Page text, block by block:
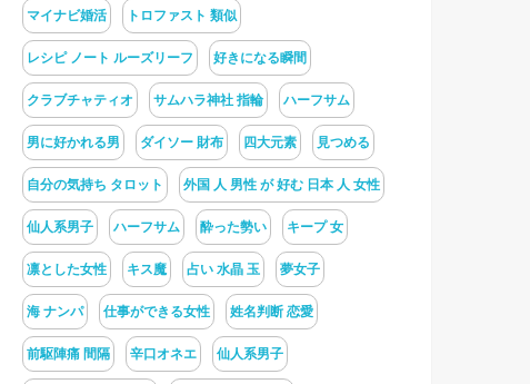
マイナビ婚活 トロファスト 類似
レシピ ノート ルーズリーフ 好きになる瞬間
クラブチャティオ サムハラ神社 指輪 ハーフサム
男に好かれる男 ダイソー 財布 四大元素 見つめる
自分の気持ち タロット 外国 人 男性 が 好む 日本 人 女性
仙人系男子 ハーフサム 酔った勢い キープ 女
凛とした女性 キス魔 占い 水晶 玉 夢女子
海 ナンパ 仕事ができる女性 姓名判断 恋愛
前駆陣痛 間隔 辛口オネエ 仙人系男子